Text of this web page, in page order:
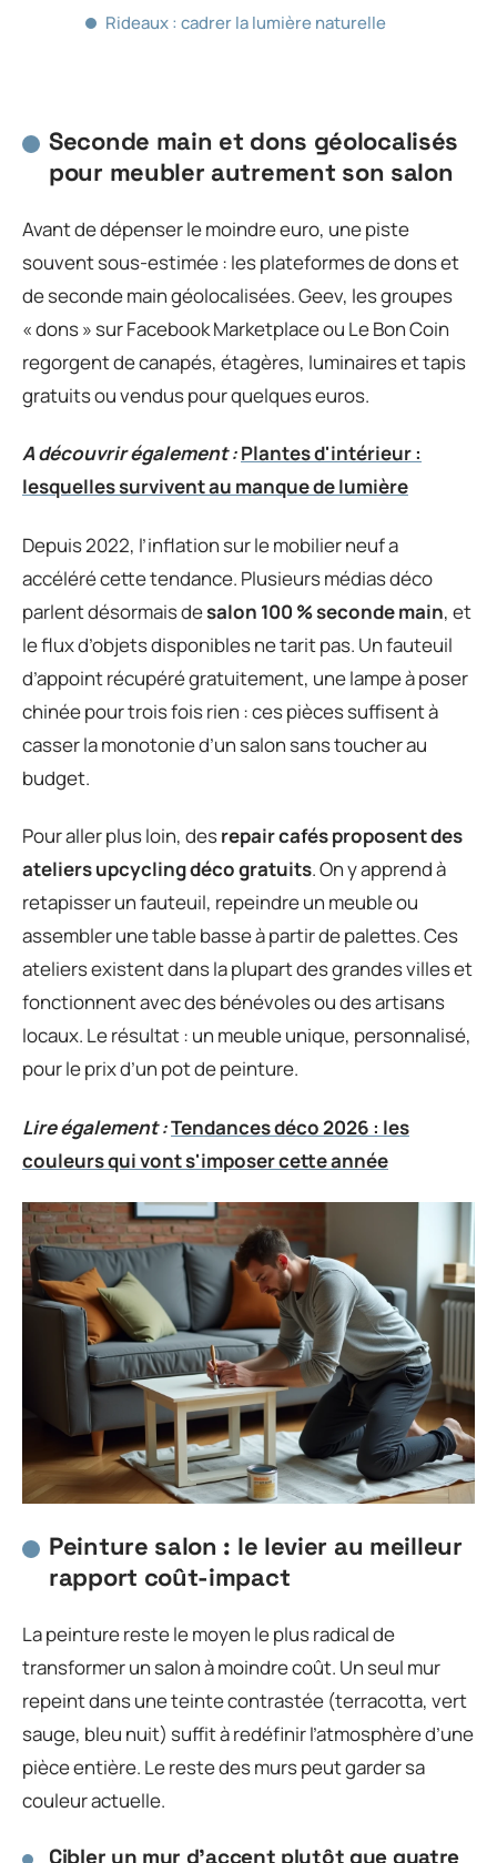
Rideaux : cadrer la lumière naturelle
Seconde main et dons géolocalisés
pour meubler autrement son salon
Avant de dépenser le moindre euro, une piste
souvent sous-estimée : les plateformes de dons et
de seconde main géolocalisées. Geev, les groupes
« dons » sur Facebook Marketplace ou Le Bon Coin
regorgent de canapés, étagères, luminaires et tapis
gratuits ou vendus pour quelques euros.
A découvrir également :Plantes d'intérieur :
lesquelles survivent au manque de lumière
Depuis 2022, l’inflation sur le mobilier neuf a
accéléré cette tendance. Plusieurs médias déco
parlent désormais desalon 100 % seconde main, et
le flux d’objets disponibles ne tarit pas. Un fauteuil
d’appoint récupéré gratuitement, une lampe à poser
chinée pour trois fois rien : ces pièces suffisent à
casser la monotonie d’un salon sans toucher au
budget.
Pour aller plus loin, desrepair cafés proposent des
ateliers upcycling déco gratuits. On y apprend à
retapisser un fauteuil, repeindre un meuble ou
assembler une table basse à partir de palettes. Ces
ateliers existent dans la plupart des grandes villes et
fonctionnent avec des bénévoles ou des artisans
locaux. Le résultat : un meuble unique, personnalisé,
pour le prix d’un pot de peinture.
Lire également :Tendances déco 2026 : les
couleurs qui vont s'imposer cette année
Peinture salon : le levier au meilleur
rapport coût-impact
La peinture reste le moyen le plus radical de
transformer un salon à moindre coût. Un seul mur
repeint dans une teinte contrastée (terracotta, vert
sauge, bleu nuit) suffit à redéfinir l’atmosphère d’une
pièce entière. Le reste des murs peut garder sa
couleur actuelle.
Cibler un mur d’accent plutôt que quatre